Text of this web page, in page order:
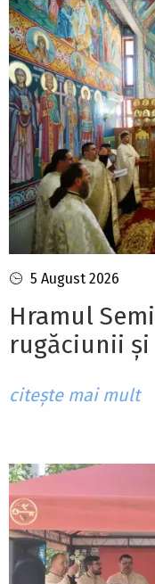
5 August 2026
Hramul
rugăciunii
citește mai mult